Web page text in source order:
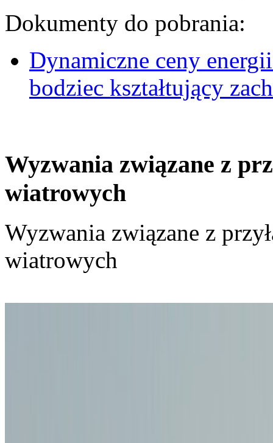
Dokumenty do pobrania:
Dynamiczne ceny
bodziec kształtujący
Wyzwania związane z
wiatrowych
Wyzwania związane z
wiatrowych